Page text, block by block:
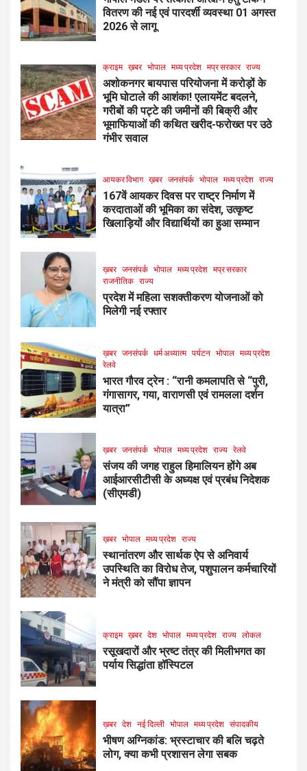
वितरण की नई एवं पारदर्शी व्यवस्था 01 अगस्त
2026 से लागू
क्राइम ख़बर भोपाल मध्य प्रदेश मप्र सरकार राज्य
अशोकनगर बायपास परियोजना में करोड़ों के
भूमि घोटाले की आशंका! एलायमेंट बदलने,
गरीबों की पट्टे की जमीनों की बिक्री और
भूमाफियाओं की कथित खरीद-फरोख्त पर उठे
गंभीर सवाल
आयकर विभाग ख़बर जनसंपर्क भोपाल मध्य प्रदेश राज्य
167वें आयकर दिवस पर राष्ट्र निर्माण में
करदाताओं की भूमिका का संदेश, उत्कृष्ट
खिलाड़ियों और विद्यार्थियों का हुआ सम्मान
ख़बर जनसंपर्क भोपाल मध्य प्रदेश मप्र सरकार
राजनीतिक राज्य
प्रदेश में महिला सशक्तीकरण योजनाओं को
मिलेगी नई रफ्तार
ख़बर जनसंपर्क धर्म अध्यात्म पर्यटन भोपाल मध्य प्रदेश
रेलवे
भारत गौरव ट्रेन : “रानी कमलापति से “पुरी,
गंगासागर, गया, वाराणसी एवं रामलला दर्शन
यात्रा”
ख़बर जनसंपर्क भोपाल मध्य प्रदेश राज्य रेलवे
संजय की जगह राहुल हिमालियन होंगे अब
आईआरसीटीसी के अध्यक्ष एवं प्रबंध निदेशक
(सीएमडी)
ख़बर भोपाल मध्य प्रदेश राज्य
स्थानांतरण और सार्थक ऐप से अनिवार्य
उपस्थिति का विरोध तेज, पशुपालन कर्मचारियों
ने मंत्री को सौंपा ज्ञापन
क्राइम ख़बर देश भोपाल मध्य प्रदेश राज्य लोकल
रसूखदारों और भ्रष्ट तंत्र की मिलीभगत का
पर्याय सिद्धांता हॉस्पिटल
ख़बर देश नई दिल्ली भोपाल मध्य प्रदेश संपादकीय
भीषण अग्निकांड: भ्रस्टाचार की बलि चढ़ते
लोग, क्या कभी प्रशासन लेगा सबक